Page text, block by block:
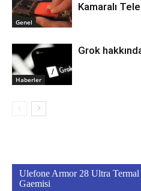
Genel
Kamaralı
Haberler
Grok
Ulefone Armor 28 Ultra
Gaemisi